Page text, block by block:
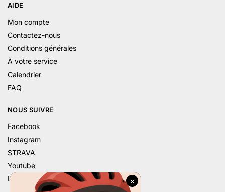
AIDE
Mon compte
Contactez-nous
Conditions générales
À votre service
Calendrier
FAQ
NOUS SUIVRE
Facebook
Instagram
STRAVA
Youtube
Linkedin